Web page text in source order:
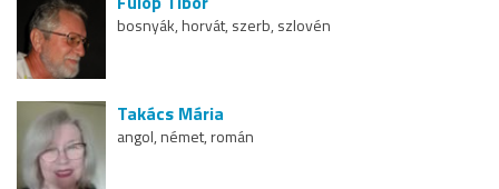
bosnyák, horvát, szerb, szlovén
Takács Mária
angol, német, román